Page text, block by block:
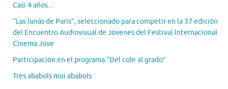
Casi 4 años…
“Las lunás de París”, seleccionado para competir en la 37 edición
del Encuentro Audiovisual de Jóvenes del Festival Internacional
Cinema Jove
Participación en el programa “Del cole al grado”
Tres ababols mui ababols